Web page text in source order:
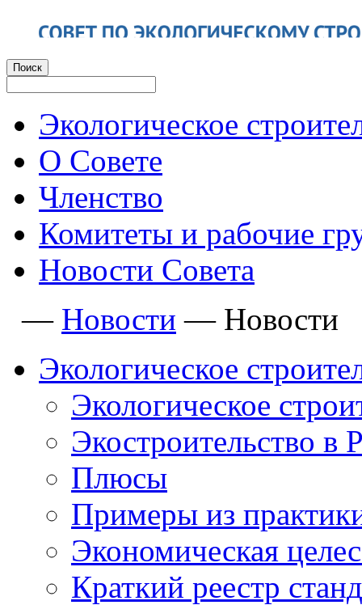
Экологическое
О Совете
Членство
Комитеты и рабочие
Новости Совета
— Новости — Новости
Экологическое
Экологическое
Экостроительство в
Плюсы
Примеры из
Экономическая
Краткий реестр